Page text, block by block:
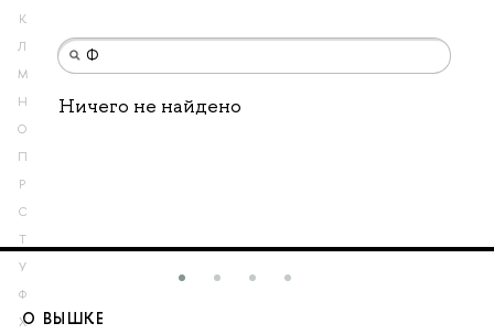
К
Л
М
Н
О
П
Р
С
Т
У
Ф
Х
Ничего не найдено
О ВЫШКЕ